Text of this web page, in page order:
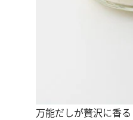
万能だしが贅沢に香る